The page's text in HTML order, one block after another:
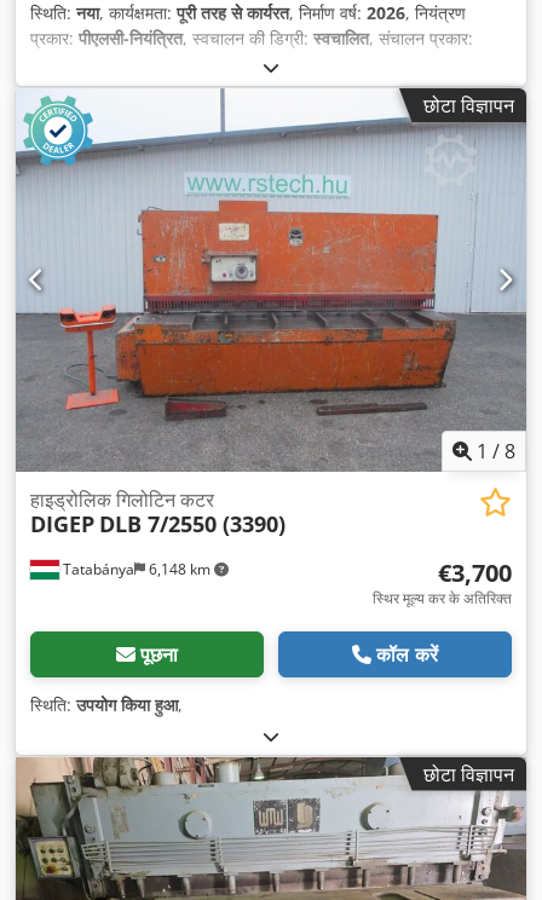
स्थिति:नया, कार्यक्षमता:पूरी तरह से कार्यरत, निर्माण वर्ष: 2026, नियंत्रण
प्रकार: पीएलसी-नियंत्रित, स्वचालन की डिग्री: स्वचालित, संचालन प्रकार:
ESTUN Automation
E21S, कार्य चौड़ाई:3,200 मिमी, कटाई कोण (न्यूनतम):1.5 °, कटाई कोण
(अधिकतम):
, स्ट्रोक दर (अधिकतम):
12 आर/मिनट, शीट की अधिकतम मोटाई:8 मिमी, एल्यूमिनियम शीट की अधिकतम
मोटाई:8 मिमी, पीतल शीट की अधिकतम मोटाई:
, अधिकतम इस्पात शीट मोटाई:
, स्टेनलेस स्टील
शीट की अधिकतम मोटाई:5 मिमी , मेज़ की ऊँचाई:800 मिमी, पीछे गेज समायोजन:
, बैक गेज: 600 मिमी, बैक गेज ट्रैवल डिस्टेंस, आर-अक्ष:
इनपुट वोल्टेज:
400 V, इनपुट करेंट का प्रकार: तीन-चरणीय
, तेल टैंक क्षमता:
200 l
, कुल वजन:7,300 किग्रा, कुल लंबाई:3,850 मिमी, कुल चौड़ाई:2,345
मिमी, कुल ऊँचाई:1,620 मिमी, वारंटी अवधि:12 महीने, उपकरण:आपातकालीन
रोक, उंगली सुरक्षा, केंद्रीकृत ग्रिसिंग सिस्टम, कोणीय स्टॉप वाल्व, पैडलकंट्रोल
रिमोट, प्रकार प्लेट उपलब्ध है, प्रलेखन / मैन्युअल, सीई चिह्नांकन, सुरक्षा प्रकाश
अवरोध,
छोटा विज्ञापन
1 /8
Tatabánya 6,148 km
हाइड्रोलिक गिलोटिन कटर
DIGEP DLB 7/2550 (3390)
€3,700
स्थिर मूल्य कर के अतिरिक्त
पूछना कॉल करें
स्थिति:उपयोग किया हुआ,
छोटा विज्ञापन